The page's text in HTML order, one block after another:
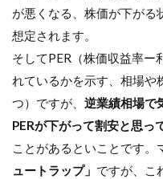
が悪くなる、株価が下がる
想定されます。
そしてPER（株価収益率ー
れているかを示す、相場や
つ）ですが、 逆業績相場で
PERが下がって割安と思っ
ことがあるといことです。
ュートラップ」 ですが、こ